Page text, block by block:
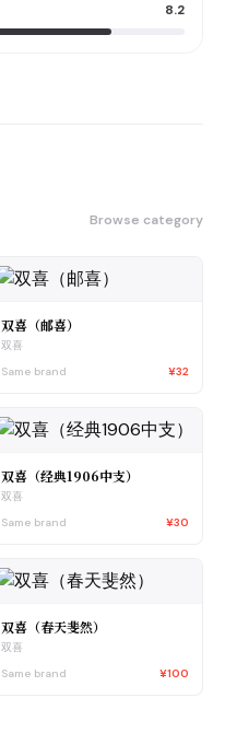
8.2
Browse category
双喜（邮喜）
双喜
Same brand
¥32
双喜（经典1906中支）
双喜
Same brand
¥30
双喜（春天斐然）
双喜
Same brand
¥100